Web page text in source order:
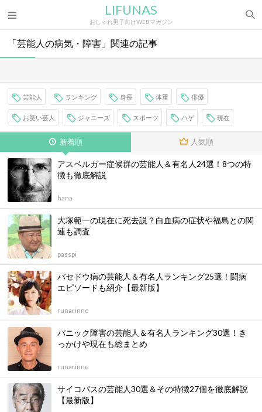
LIFUNAS
おしゃれ男子向けWEBマガジン
「芸能人の病気・障害」関連の記事
芸能人 ランキング 身長 体重 俳優
お笑い芸人 ジャニーズ スポーツ ハゲ 現在
新着順 人気順
アスペルガー症候群の芸能人＆有名人24選！8つの特
徴も徹底解説
hana
大塚範一の現在に死去説？白血病の症状や福島との関
連も調査
passpi
バセドウ病の芸能人＆有名人ランキング25選！闘病
エピソードも紹介【最新版】
runarinne
パニック障害の芸能人＆有名人ランキング30選！き
っかけや現在も総まとめ
runarinne
サイコパスの芸能人30選＆その特徴27個を徹底解説
【最新版】